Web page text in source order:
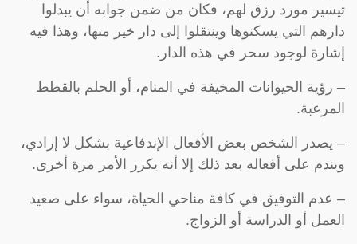
تيسير مورد رزق لهم، فكان من ضمن جوابه أن يبدلوا
دارهم التي يسكنوها وينتقلوا إلى دار خير منها، وهذا فيه
إشارة لوجود سحر في هذه الدار.
– رؤية الحيوانات المخيفة في المنام، أو الحلم بالقطط
المرعبة.
– يصدر الشخص بعض الأفعال الإندفاعية بشكل لا إرادي،
ويندم على أفعاله بعد ذلك إلا أنه يكرر الأمر مرة أخرى.
– عدم التوفيق في كافة مناحي الحياة، سواء على صعيد
العمل أو الدراسة أو الزواج.